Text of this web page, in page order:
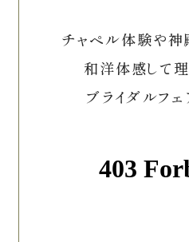
チャペル体験や神
和洋体感して
ブライダルフェ